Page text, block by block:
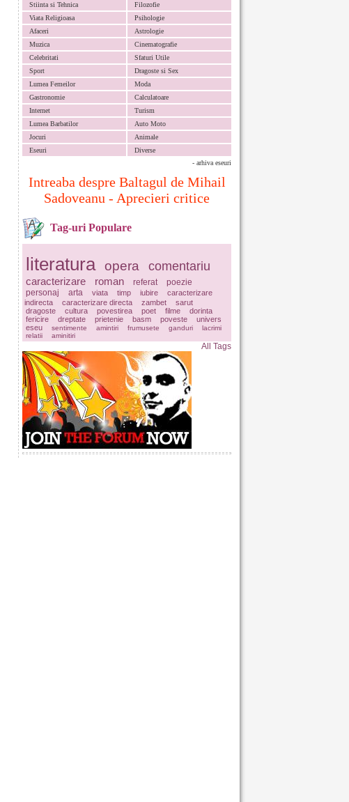
Stiinta si Tehnica
Filozofie
Viata Religioasa
Psihologie
Afaceri
Astrologie
Muzica
Cinematografie
Celebritati
Sfaturi Utile
Sport
Dragoste si Sex
Lumea Femeilor
Moda
Gastronomie
Calculatoare
Internet
Turism
Lumea Barbatilor
Auto Moto
Jocuri
Animale
Eseuri
Diverse
- arhiva eseuri
Intreaba despre Baltagul de Mihail
Sadoveanu - Aprecieri critice
Tag-uri Populare
literatura opera comentariu
caracterizare roman referat
poezie
personaj
arta viata timp iubire
caracterizare
indirecta
caracterizare directa zambet
sarut
dragoste
cultura povestirea poet filme
dorinta
fericire
dreptate prietenie basm poveste
univers
eseu
sentimente amintiri frumusete ganduri
lacrimi
relatii
aminitiri
All Tags